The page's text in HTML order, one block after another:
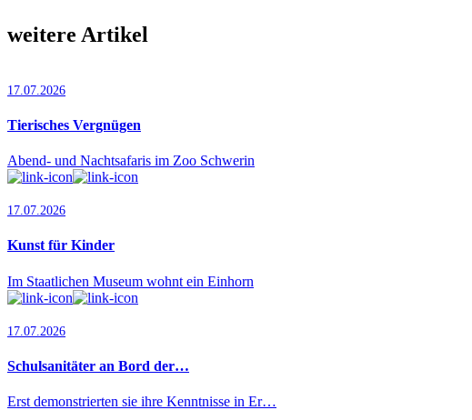
weitere Artikel
17.07.2026
Tierisches Vergnügen
Abend- und Nachtsafaris im Zoo Schwerin
17.07.2026
Kunst für Kinder
Im Staatlichen Museum wohnt ein Einhorn
17.07.2026
Schulsanitäter an Bord der…
Erst demonstrierten sie ihre Kenntnisse in Er…